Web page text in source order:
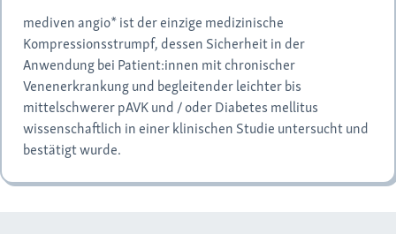
mediven angio* ist der einzige medizinische
Kompressionsstrumpf, dessen Sicherheit in der
Anwendung bei Patient:innen mit chronischer
Venenerkrankung und begleitender leichter bis
mittelschwerer pAVK und / oder Diabetes mellitus
wissenschaftlich in einer klinischen Studie untersucht und
bestätigt wurde.